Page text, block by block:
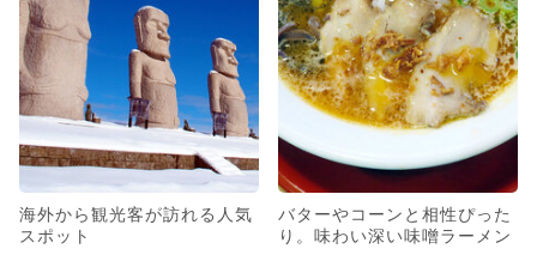
海外から観光客が訪れる人気
スポット
バターやコーンと相性ぴった
り。味わい深い味噌ラーメン